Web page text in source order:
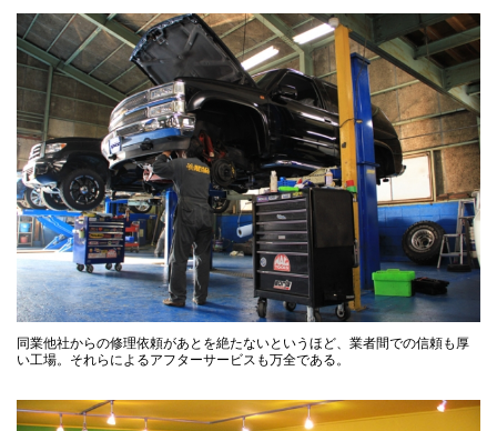
同業他社からの修理依頼があとを絶たないというほど、業者間での信頼も厚
い工場。それらによるアフターサービスも万全である。